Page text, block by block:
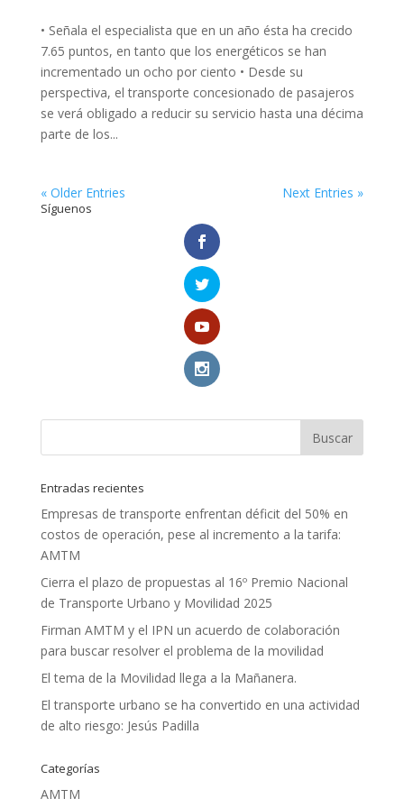
• Señala el especialista que en un año ésta ha crecido
7.65 puntos, en tanto que los energéticos se han
incrementado un ocho por ciento • Desde su
perspectiva, el transporte concesionado de pasajeros
se verá obligado a reducir su servicio hasta una décima
parte de los...
« Older Entries Next Entries »
Síguenos
Entradas recientes
Empresas de transporte enfrentan déficit del 50% en
costos de operación, pese al incremento a la tarifa:
AMTM
Cierra el plazo de propuestas al 16º Premio Nacional
de Transporte Urbano y Movilidad 2025
Firman AMTM y el IPN un acuerdo de colaboración
para buscar resolver el problema de la movilidad
El tema de la Movilidad llega a la Mañanera.
El transporte urbano se ha convertido en una actividad
de alto riesgo: Jesús Padilla
Categorías
AMTM